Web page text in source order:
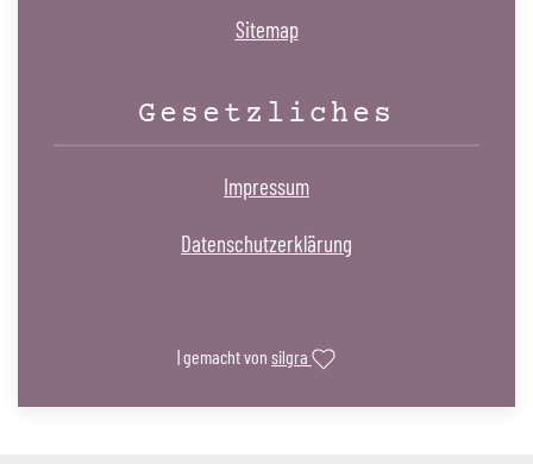
Sitemap
Gesetzliches
Impressum
Datenschutzerklärung
| gemacht von silgra